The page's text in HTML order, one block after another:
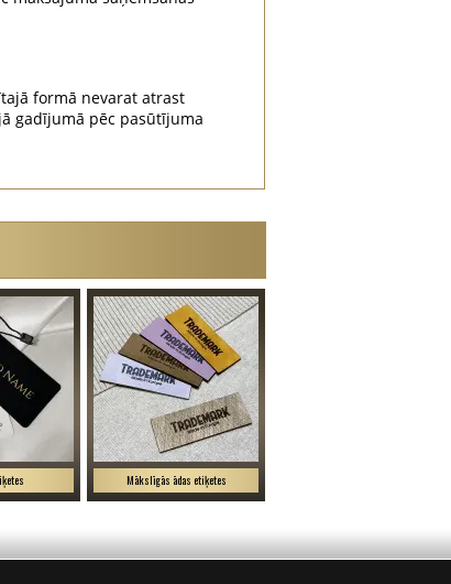
formā nevarat atrast
gadījumā pēc pasūtījuma
Mākslīgās ādas etiķetes